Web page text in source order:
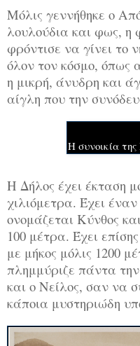
Μόλις γεννήθηκε ο
λουλούδια και φως, η
φρόντισε να γίνει το
όλον τον κόσμο, όπως
η μικρή, άνυδρη και
αίγλη που την
Η συνοικία
Η Δήλος έχει έκταση
χιλιόμετρα. Έχει
ονομάζεται Κύνθος
100 μέτρα. Έχει
με μήκος μόλις 1200
πλημμύριζε πάντα
και ο Νείλος, σαν να
κάποια μυστηριώδη